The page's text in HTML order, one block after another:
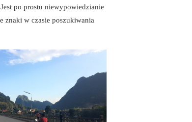
po prostu niewypowiedzianie
znaki w czasie poszukiwania